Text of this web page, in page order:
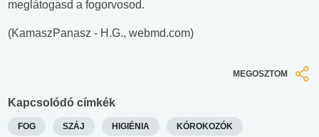
meglátogasd a fogorvosod.
(KamaszPanasz - H.G., webmd.com)
MEGOSZTOM
Kapcsolódó címkék
FOG SZÁJ HIGIÉNIA KÓROKOZÓK